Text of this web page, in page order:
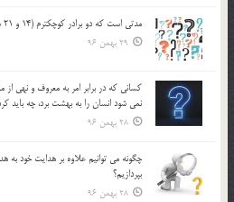
مدتي است كه دو برادر كوچكترم (14 و 21 ساله) با گرفتن چند CD …
29 بهمن 96
كساني كه در برابر امر به معروف و نهي از
نمي شود انسان را به بهشت برد، چه بايد
28 بهمن 96
چگونه مي توانيم علاوه بر هدايت خود
بپردازيم؟
28 بهمن 96